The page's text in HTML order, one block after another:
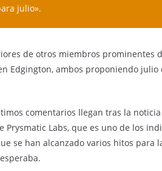
julio».
de otros miembros prominentes
Edgington, ambos proponiendo
comentarios llegan tras la
Prysmatic Labs, que es uno de los
se han alcanzado varios hitos para